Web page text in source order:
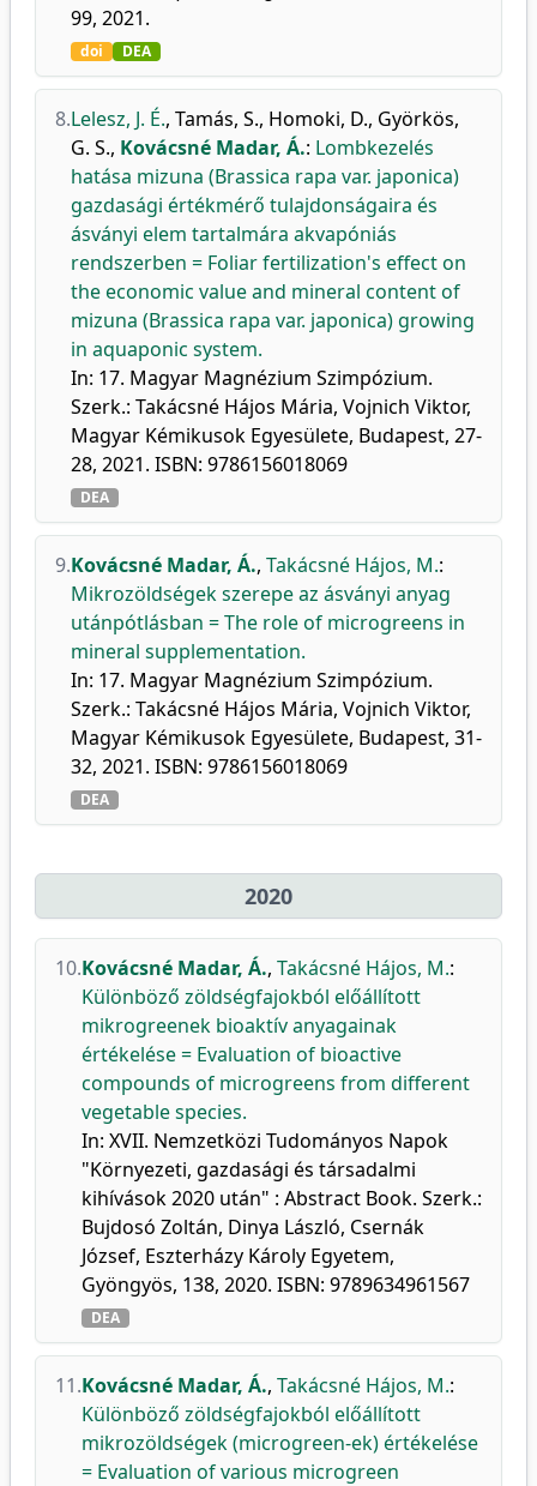
99, 2021.
doi DEA
8.Lelesz, J. É., Tamás, S., Homoki, D., Györkös,
G. S., Kovácsné Madar, Á.: Lombkezelés
hatása mizuna (Brassica rapa var. japonica)
gazdasági értékmérő tulajdonságaira és
ásványi elem tartalmára akvapóniás
rendszerben = Foliar fertilization's effect on
the economic value and mineral content of
mizuna (Brassica rapa var. japonica) growing
in aquaponic system.
In: 17. Magyar Magnézium Szimpózium.
Szerk.: Takácsné Hájos Mária, Vojnich Viktor,
Magyar Kémikusok Egyesülete, Budapest, 27-
28, 2021. ISBN: 9786156018069
DEA
9.Kovácsné Madar, Á., Takácsné Hájos, M.:
Mikrozöldségek szerepe az ásványi anyag
utánpótlásban = The role of microgreens in
mineral supplementation.
In: 17. Magyar Magnézium Szimpózium.
Szerk.: Takácsné Hájos Mária, Vojnich Viktor,
Magyar Kémikusok Egyesülete, Budapest, 31-
32, 2021. ISBN: 9786156018069
DEA
2020
10.Kovácsné Madar, Á., Takácsné Hájos, M.:
Különböző zöldségfajokból előállított
mikrogreenek bioaktív anyagainak
értékelése = Evaluation of bioactive
compounds of microgreens from different
vegetable species.
In: XVII. Nemzetközi Tudományos Napok
"Környezeti, gazdasági és társadalmi
kihívások 2020 után" : Abstract Book. Szerk.:
Bujdosó Zoltán, Dinya László, Csernák
József, Eszterházy Károly Egyetem,
Gyöngyös, 138, 2020. ISBN: 9789634961567
DEA
11.Kovácsné Madar, Á., Takácsné Hájos, M.:
Különböző zöldségfajokból előállított
mikrozöldségek (microgreen-ek) értékelése
= Evaluation of various microgreen